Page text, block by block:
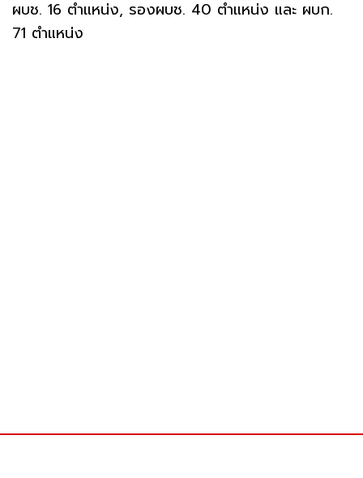
ผบช. 16 ตำแหน่ง, รองผบช. 40 ตำแหน่ง และ ผบก.
71 ตำแหน่ง